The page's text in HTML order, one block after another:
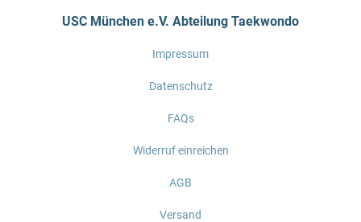
USC München e.V. Abteilung Taekwondo
Impressum
Datenschutz
FAQs
Widerruf einreichen
AGB
Versand